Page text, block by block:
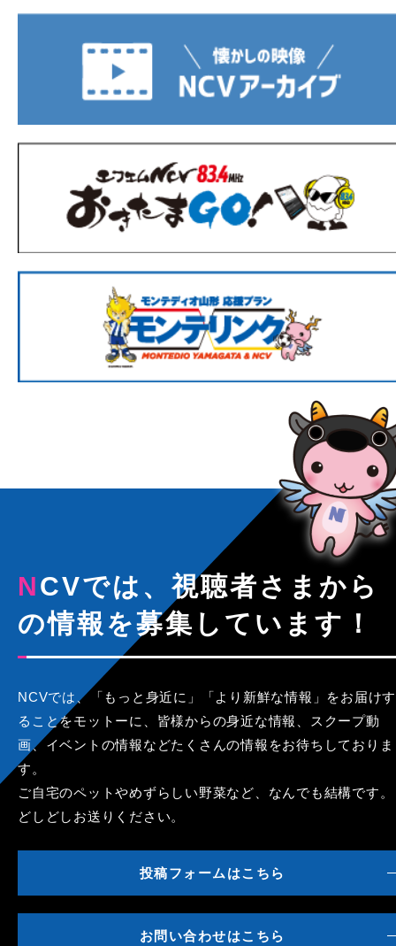
NCVでは、視聴者さまから
の情報を募集しています！
NCVでは、「もっと身近に」「より新鮮な情報」をお届けす
ることをモットーに、皆様からの身近な情報、スクープ動
画、イベントの情報などたくさんの情報をお待ちしておりま
す。
ご自宅のペットやめずらしい野菜など、なんでも結構です。
どしどしお送りください。
投稿フォームはこちら
お問い合わせはこちら